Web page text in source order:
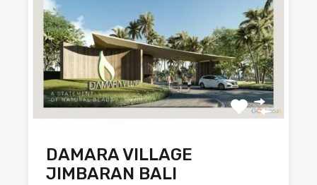
DAMARA VILLAGE
JIMBARAN BALI